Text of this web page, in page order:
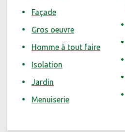
Façade
Gros oeuvre
Homme à tout faire
Isolation
Jardin
Menuiserie